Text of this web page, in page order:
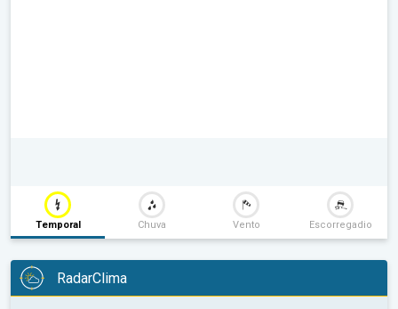
Temporal Chuva Vento Escorregadio
RadarClima